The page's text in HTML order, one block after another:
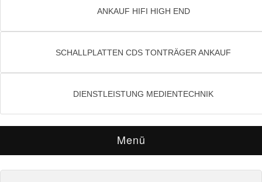
ANKAUF HIFI HIGH END
SCHALLPLATTEN CDS TONTRÄGER ANKAUF
DIENSTLEISTUNG MEDIENTECHNIK
Menü